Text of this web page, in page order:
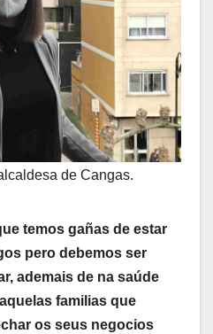
de Cangas.
temos gañas de estar
pero debemos ser
ademais de na saúde
familias que
os seus negocios